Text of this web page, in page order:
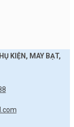
KIỆN, MAY BẠT,